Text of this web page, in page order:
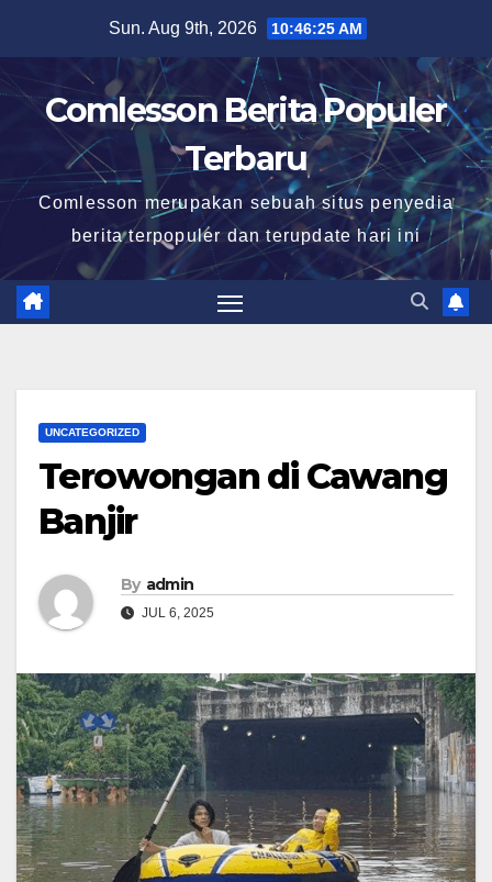
content
Sun. Aug 9th, 2026 10:46:26 AM
Comlesson Berita Populer
Terbaru
Comlesson merupakan sebuah situs penyedia
berita terpopuler dan terupdate hari ini
UNCATEGORIZED
Terowongan di Cawang
Banjir
By admin
JUL 6, 2025